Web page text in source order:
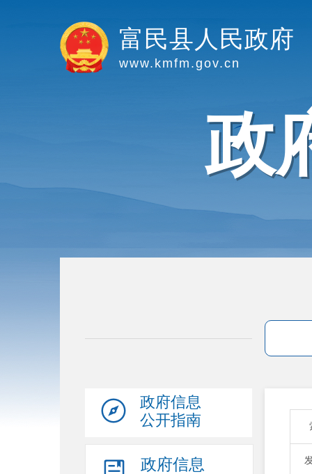
富民县人民政府
www.kmfm.gov.cn
政
政府信息
公开指南
政府信息